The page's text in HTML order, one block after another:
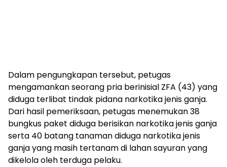
Dalam pengungkapan tersebut, petugas
mengamankan seorang pria berinisial ZFA (43) yang
diduga terlibat tindak pidana narkotika jenis ganja.
Dari hasil pemeriksaan, petugas menemukan 38
bungkus paket diduga berisikan narkotika jenis ganja
serta 40 batang tanaman diduga narkotika jenis
ganja yang masih tertanam di lahan sayuran yang
dikelola oleh terduga pelaku.